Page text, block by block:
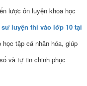
lược ôn luyện khoa học
sư luyện thi vào lớp 10 tại
học tập cá nhân hóa, giúp
và tự tin chinh phục